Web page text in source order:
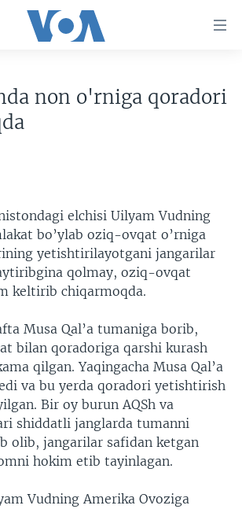
non o'rniga qoradori
elchisi Uilyam Vudning
bo’ylab oziq-ovqat o’rniga
yetishtirilayotgani jangarilar
qolmay, oziq-ovqat
keltirib chiqarmoqda.
Musa Qal’a tumaniga borib,
bilan qoradoriga qarshi kurash
qilgan. Yaqingacha Musa Qal’a
va bu yerda qoradori yetishtirish
Bir oy burun AQSh va
shiddatli janglarda tumanni
olib, jangarilar safidan ketgan
hokim etib tayinlagan.
Vudning Amerika Ovoziga